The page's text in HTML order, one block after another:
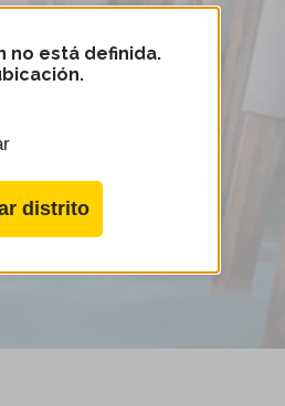
no está definida.
distrito